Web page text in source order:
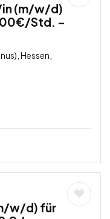
(m/w/d)
Std. –
Hessen,
w/d) für